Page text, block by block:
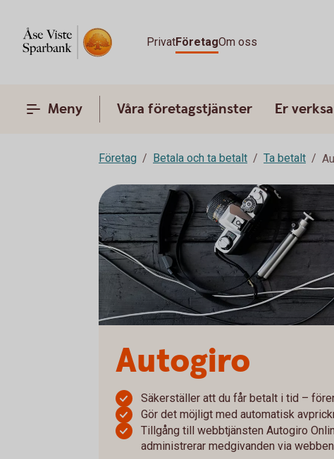
PrivatFöretagOm oss
Meny Våra företagstjänster Er
Företag Betala och ta betalt Ta betalt
Autogiro
Säkerställer att du får betalt i tid –
Gör det möjligt med automatisk
Tillgång till webbtjänsten Autogiro
administrerar medgivanden via webben